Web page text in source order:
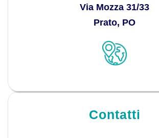
Via Mozza 31/33
Prato, PO
Contatti